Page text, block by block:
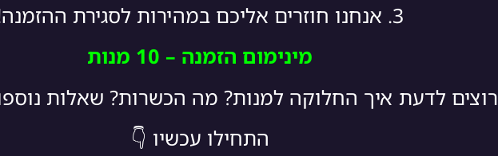
3. אנחנו חוזרים אליכם במהירות לסגירת ההזמנה!
מינימום הזמנה – 10 מנות
רוצים לדעת איך החלוקה למנות? מה הכשרות? שאלות
התחילו עכשיו 👇